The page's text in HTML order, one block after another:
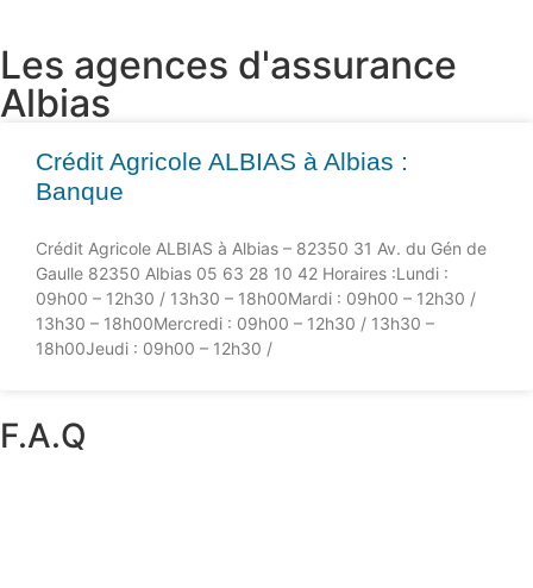
Les agences d'assurance
Albias
Crédit Agricole ALBIAS à Albias :
Banque
Crédit Agricole ALBIAS à Albias – 82350 31 Av. du Gén de
Gaulle 82350 Albias 05 63 28 10 42 Horaires :Lundi :
09h00 – 12h30 / 13h30 – 18h00Mardi : 09h00 – 12h30 /
13h30 – 18h00Mercredi : 09h00 – 12h30 / 13h30 –
18h00Jeudi : 09h00 – 12h30 /
F.A.Q